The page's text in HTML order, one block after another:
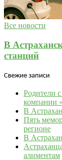
Все новости
В
станций
Свежие записи
Родители
компании
В
Пять
регионе
В
алиментам